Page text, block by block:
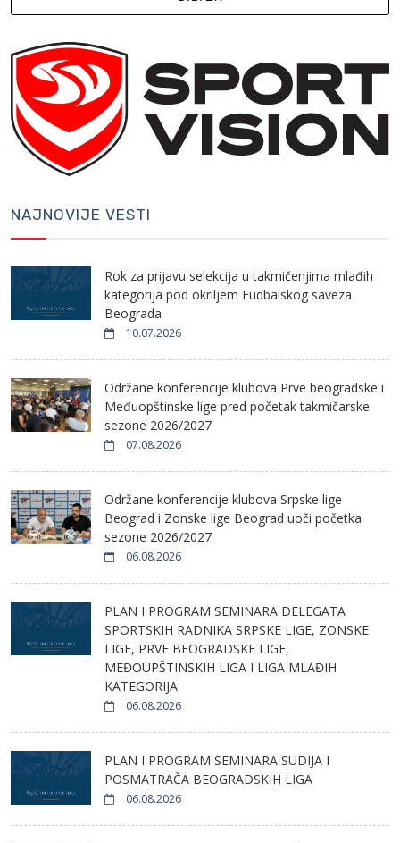
NAJNOVIJE VESTI
Rok za prijavu selekcija u takmičenjima mlađih
kategorija pod okriljem Fudbalskog saveza
Beograda
10.07.2026
Održane konferencije klubova Prve beogradske i
Međuopštinske lige pred početak takmičarske
sezone 2026/2027
07.08.2026
Održane konferencije klubova Srpske lige
Beograd i Zonske lige Beograd uoči početka
sezone 2026/2027
06.08.2026
PLAN I PROGRAM SEMINARA DELEGATA
SPORTSKIH RADNIKA SRPSKE LIGE, ZONSKE
LIGE, PRVE BEOGRADSKE LIGE,
MEĐOUPŠTINSKIH LIGA I LIGA MLAĐIH
KATEGORIJA
06.08.2026
PLAN I PROGRAM SEMINARA SUDIJA I
POSMATRAČA BEOGRADSKIH LIGA
06.08.2026